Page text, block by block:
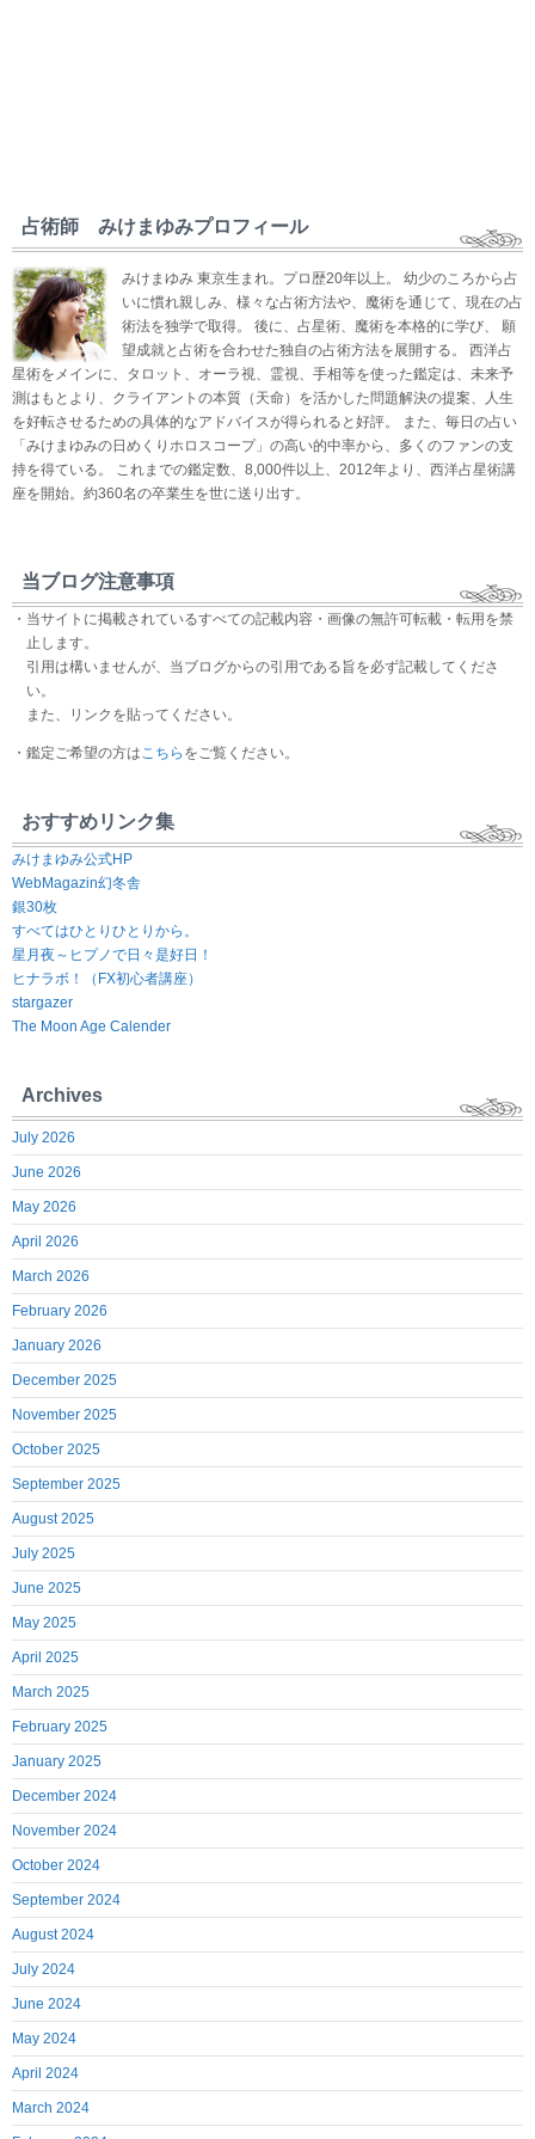
占術師 みけまゆみプロフィール
みけまゆみ 東京生まれ。プロ歴20年以上。 幼少のころから占
いに慣れ親しみ、様々な占術方法や、魔術を通じて、現在の占
術法を独学で取得。 後に、占星術、魔術を本格的に学び、 願
望成就と占術を合わせた独自の占術方法を展開する。 西洋占
星術をメインに、タロット、オーラ視、霊視、手相等を使った鑑定は、未来予
測はもとより、クライアントの本質（天命）を活かした問題解決の提案、人生
を好転させるための具体的なアドバイスが得られると好評。 また、毎日の占い
「みけまゆみの日めくりホロスコープ」の高い的中率から、多くのファンの支
持を得ている。 これまでの鑑定数、8,000件以上、2012年より、西洋占星術講
座を開始。約360名の卒業生を世に送り出す。
当ブログ注意事項
・当サイトに掲載されているすべての記載内容・画像の無許可転載・転用を禁
止します。
引用は構いませんが、当ブログからの引用である旨を必ず記載してくださ
い。
また、リンクを貼ってください。
・鑑定ご希望の方はこちら をご覧ください。
おすすめリンク集
みけまゆみ公式HP
WebMagazin幻冬舎
銀30枚
すべてはひとりひとりから。
星月夜～ヒプノで日々是好日！
ヒナラボ！（FX初心者講座）
stargazer
The Moon Age Calender
Archives
July 2026
June 2026
May 2026
April 2026
March 2026
February 2026
January 2026
December 2025
November 2025
October 2025
September 2025
August 2025
July 2025
June 2025
May 2025
April 2025
March 2025
February 2025
January 2025
December 2024
November 2024
October 2024
September 2024
August 2024
July 2024
June 2024
May 2024
April 2024
March 2024